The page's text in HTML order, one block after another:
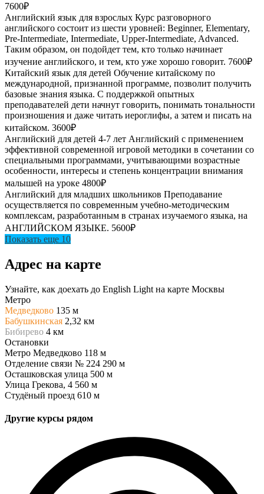
7600₽
Английский язык для взрослых Курс разговорного
английского состоит из шести уровней: Beginner, Elementary,
Pre-Intermediate, Intermediate, Upper-Intermediate, Advanced.
Таким образом, он подойдет тем, кто только начинает
изучение английского, и тем, кто уже хорошо говорит. 7600₽
Китайский язык для детей Обучение китайскому по
международной, признанной программе, позволит получить
базовые знания языка. С поддержкой опытных
преподавателей дети начнут говорить, понимать тональности
произношения и даже читать иероглифы, а затем и писать на
китайском. 3600₽
Английский для детей 4-7 лет Английский с применением
эффективной современной игровой методики в сочетании со
специальными программами, учитывающими возрастные
особенности, интересы и степень концентрации внимания
малышей на уроке 4800₽
Английский для младших школьников Преподавание
осуществляется по современным учебно-методическим
комплексам, разработанным в странах изучаемого языка, на
АНГЛИЙСКОМ ЯЗЫКЕ. 5600₽
Показать еще 10
Адрес на карте
Узнайте, как доехать до English Light на карте Москвы
Метро
Медведково 135 м
Бабушкинская 2,32 км
Бибирево 4 км
Остановки
Метро Медведково 118 м
Отделение связи № 224 290 м
Осташковская улица 500 м
Улица Грекова, 4 560 м
Студёный проезд 610 м
Другие курсы рядом